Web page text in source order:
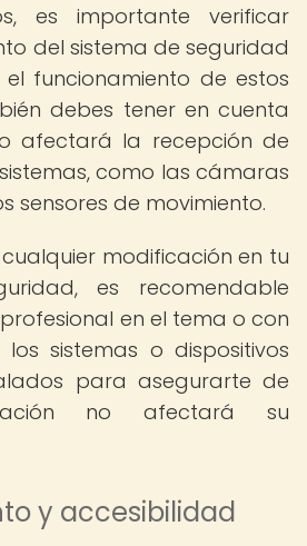
es importante verificar
del sistema de seguridad
funcionamiento de estos
debes tener en cuenta
afectará la recepción de
como las cámaras
sensores de movimiento.
modificación en tu
es recomendable
en el tema o con
sistemas o dispositivos
para asegurarte de
no afectará su
y accesibilidad